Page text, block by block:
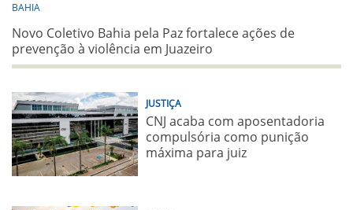
BAHIA
Novo Coletivo Bahia pela Paz fortalece ações de
prevenção à violência em Juazeiro
JUSTIÇA
CNJ acaba com aposentadoria
compulsória como punição
máxima para juiz